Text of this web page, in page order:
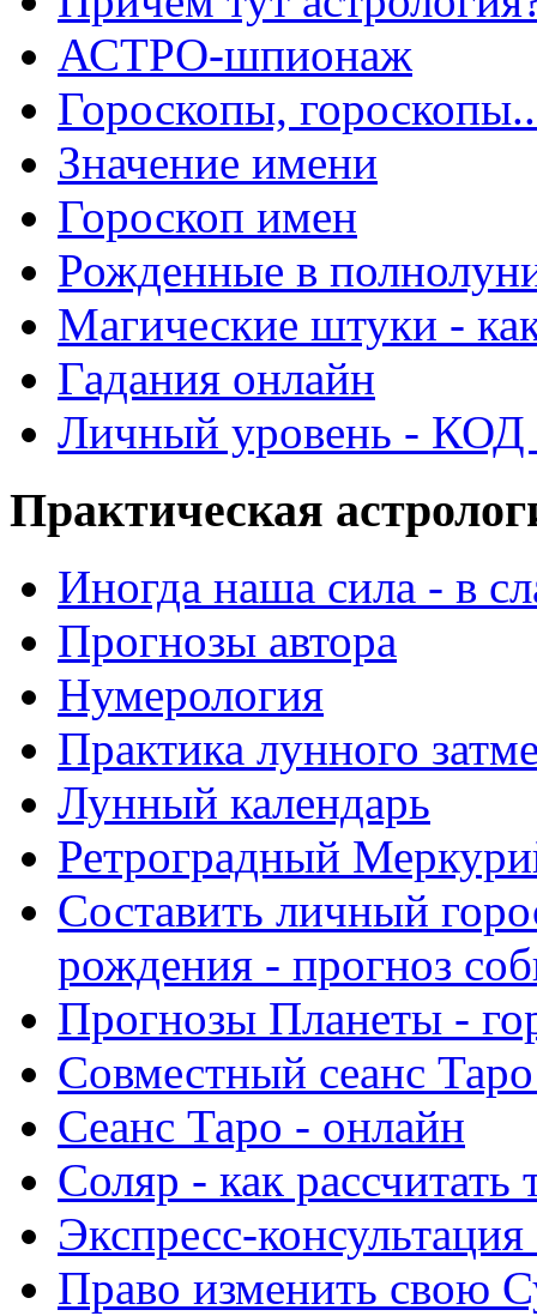
АСТРО-шпионаж
Гороскопы,
Значение имени
Гороскоп имен
Рожденные в
Магические штуки -
Гадания онлайн
Личный уровень - КОД
Практическая
Иногда наша сила - в
Прогнозы автора
Нумерология
Практика лунного
Лунный календарь
Ретроградный
Составить личный
рождения - прогноз
Прогнозы Планеты -
Совместный сеанс
Сеанс Таро - онлайн
Соляр - как
Экспресс-
Право изменить свою